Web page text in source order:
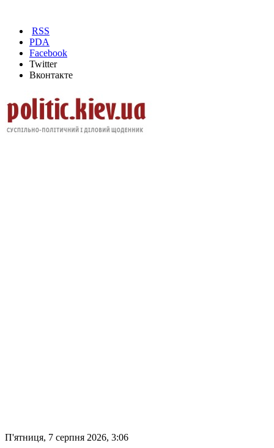
RSS
PDA
Facebook
Twitter
Вконтакте
П'ятниця, 7 серпня 2026, 3:06